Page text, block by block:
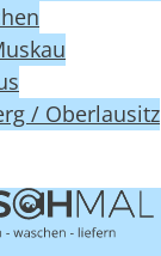
/ Oberlausitz